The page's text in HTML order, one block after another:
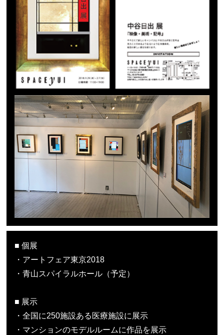
■ 個展
・アートフェア東京2018
・青山スパイラルホール（予定）
■ 展示
・全国に250施設ある医療施設に展示
・マンションのモデルルームに作品を展示